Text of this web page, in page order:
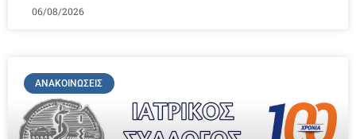
06/08/2026
ΑΝΑΚΟΙΝΏΣΕΙΣ